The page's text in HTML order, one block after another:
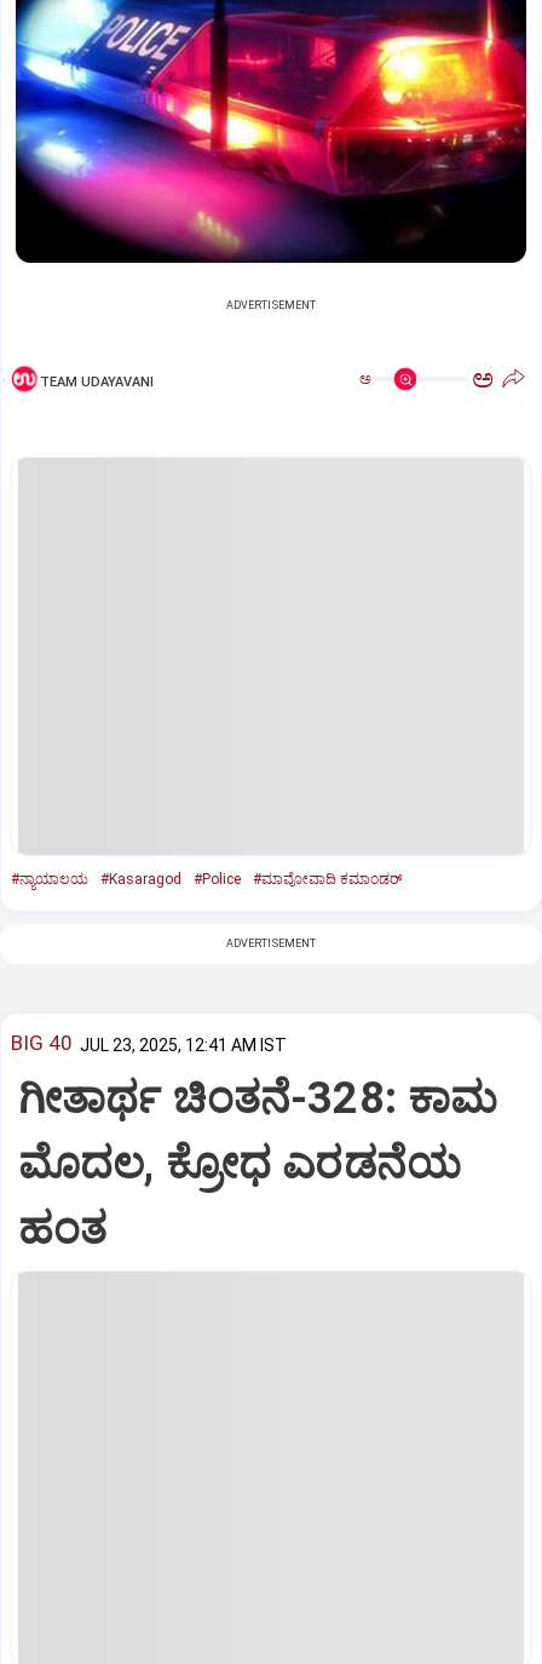
ADVERTISEMENT
TEAM UDAYAVANI ಅ ಅ
#ನ್ಯಾಯಾಲಯ #Kasaragod #Police #ಮಾವೋವಾದಿ ಕಮಾಂಡರ್‌
ADVERTISEMENT
BIG 40 JUL 23, 2025, 12:41 AM IST
ಗೀತಾರ್ಥ ಚಿಂತನೆ-328: ಕಾಮ
ಮೊದಲ, ಕ್ರೋಧ ಎರಡನೆಯ
ಹಂತ